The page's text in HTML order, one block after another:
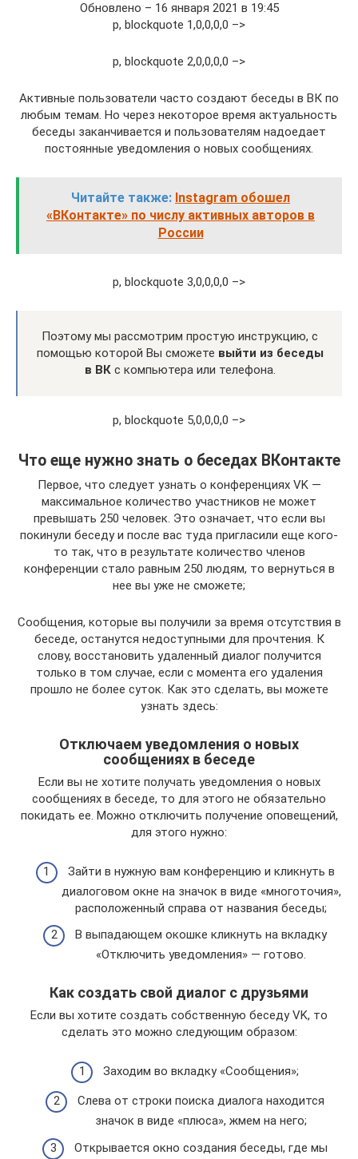
Обновлено – 16 января 2021 в 19:45
p, blockquote 1,0,0,0,0 –>
p, blockquote 2,0,0,0,0 –>
Активные пользователи часто создают беседы в ВК по
любым темам. Но через некоторое время актуальность
беседы заканчивается и пользователям надоедает
постоянные уведомления о новых сообщениях.
Читайте также: Instagram обошел
«ВКонтакте» по числу активных авторов в
России
p, blockquote 3,0,0,0,0 –>
Поэтому мы рассмотрим простую инструкцию, с
помощью которой Вы сможете выйти из беседы
в ВКс компьютера или телефона.
p, blockquote 5,0,0,0,0 –>
Что еще нужно знать о беседах ВКонтакте
Первое, что следует узнать о конференциях VK —
максимальное количество участников не может
превышать 250 человек. Это означает, что если вы
покинули беседу и после вас туда пригласили еще кого-
то так, что в результате количество членов
конференции стало равным 250 людям, то вернуться в
нее вы уже не сможете;
Сообщения, которые вы получили за время отсутствия в
беседе, останутся недоступными для прочтения. К
слову, восстановить удаленный диалог получится
только в том случае, если с момента его удаления
прошло не более суток. Как это сделать, вы можете
узнать здесь:
Отключаем уведомления о новых
сообщениях в беседе
Если вы не хотите получать уведомления о новых
сообщениях в беседе, то для этого не обязательно
покидать ее. Можно отключить получение оповещений,
для этого нужно:
Зайти в нужную вам конференцию и кликнуть в
диалоговом окне на значок в виде «многоточия»,
расположенный справа от названия беседы;
В выпадающем окошке кликнуть на вкладку
«Отключить уведомления» — готово.
Как создать свой диалог с друзьями
Если вы хотите создать собственную беседу VK, то
сделать это можно следующим образом:
Заходим во вкладку «Сообщения»;
Слева от строки поиска диалога находится
значок в виде «плюса», жмем на него;
Открывается окно создания беседы, где мы